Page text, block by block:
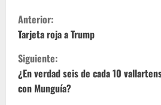
S
i
g
u
Anterior:
Tarjeta roja a Trump
Siguiente:
¿En verdad seis de cada 10
con Munguía?